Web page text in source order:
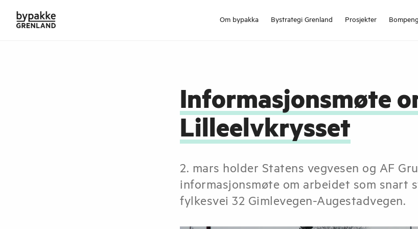
Om bypakka Bystrategi Grenland Prosjekter
Informasjonsmøte
Lilleelvkrysset
2. mars holder Statens vegvesen og AF
informasjonsmøte om arbeidet som snart
fylkesvei 32 Gimlevegen-Augestadvegen.